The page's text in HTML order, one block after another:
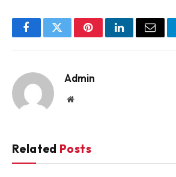
FacebookTwitterPinterestLinkedInEmail
Admin
Website
Related Posts